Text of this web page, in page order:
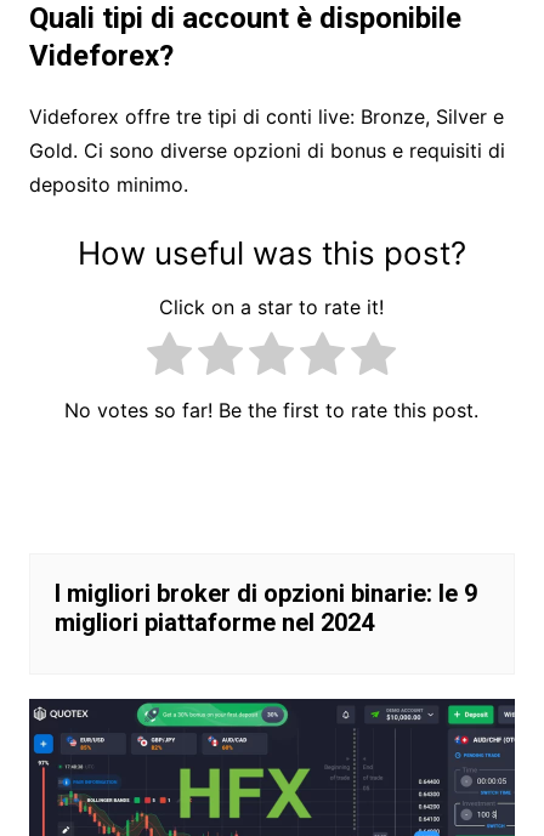
Quali tipi di account è disponibile
Videforex?
Videforex offre tre tipi di conti live: Bronze, Silver e
Gold. Ci sono diverse opzioni di bonus e requisiti di
deposito minimo.
How useful was this post?
Click on a star to rate it!
No votes so far! Be the first to rate this post.
I migliori broker di opzioni binarie: le 9
migliori piattaforme nel 2024